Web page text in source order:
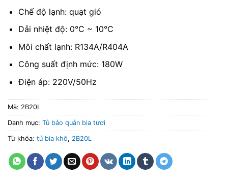
Chế độ lạnh: quạt gió
Dải nhiệt độ: 0°C ~ 10°C
Môi chất lạnh: R134A/R404A
Công suất định mức: 180W
Điện áp: 220V/50Hz
Mã: 2B20L
Danh mục: Tủ bảo quản bia tươi
Từ khóa: tủ bia khô, 2B20L